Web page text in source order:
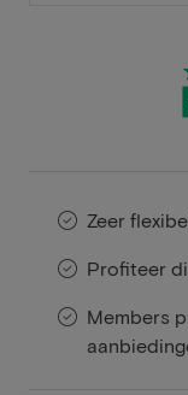
Zeer
Profiteer
Members